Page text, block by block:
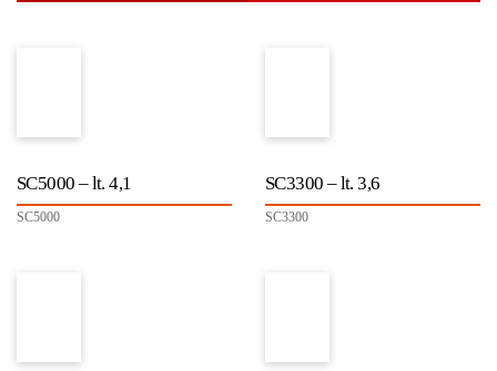
SC5000 – lt. 4,1
SC5000
SC3300 – lt. 3,6
SC3300